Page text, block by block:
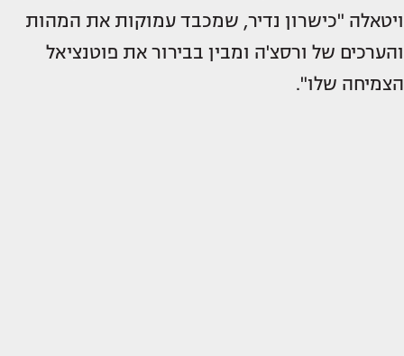
ויטאלה "כישרון נדיר, שמכבד עמוקות את המהות
והערכים של ורסצ'ה ומבין בבירור את פוטנציאל
הצמיחה שלו".